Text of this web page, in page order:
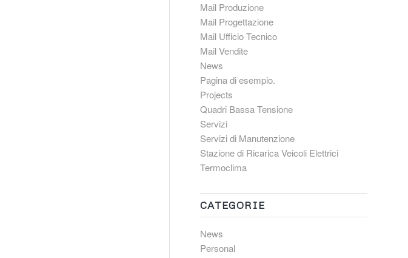
Mail Produzione
Mail Progettazione
Mail Ufficio Tecnico
Mail Vendite
News
Pagina di esempio.
Projects
Quadri Bassa Tensione
Servizi
Servizi di Manutenzione
Stazione di Ricarica Veicoli Elettrici
Termoclima
CATEGORIE
News
Personal